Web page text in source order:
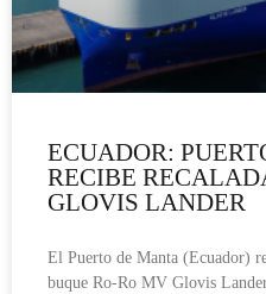
ECUADOR:
RECIBE
GLOVIS LANDER
El Puerto de Manta (Ecuador)
buque Ro-Ro MV Glovis